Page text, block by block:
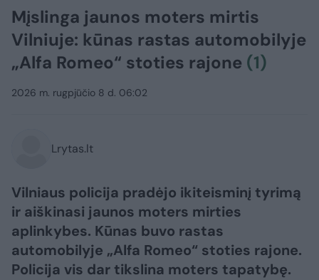
Mįslinga jaunos moters mirtis
Vilniuje: kūnas rastas automobilyje
„Alfa Romeo“ stoties rajone (1)
2026 m. rugpjūčio 8 d. 06:02
Lrytas.lt
Vilniaus policija pradėjo ikiteisminį tyrimą
ir aiškinasi jaunos moters mirties
aplinkybes. Kūnas buvo rastas
automobilyje „Alfa Romeo“ stoties rajone.
Policija vis dar tikslina moters tapatybę.